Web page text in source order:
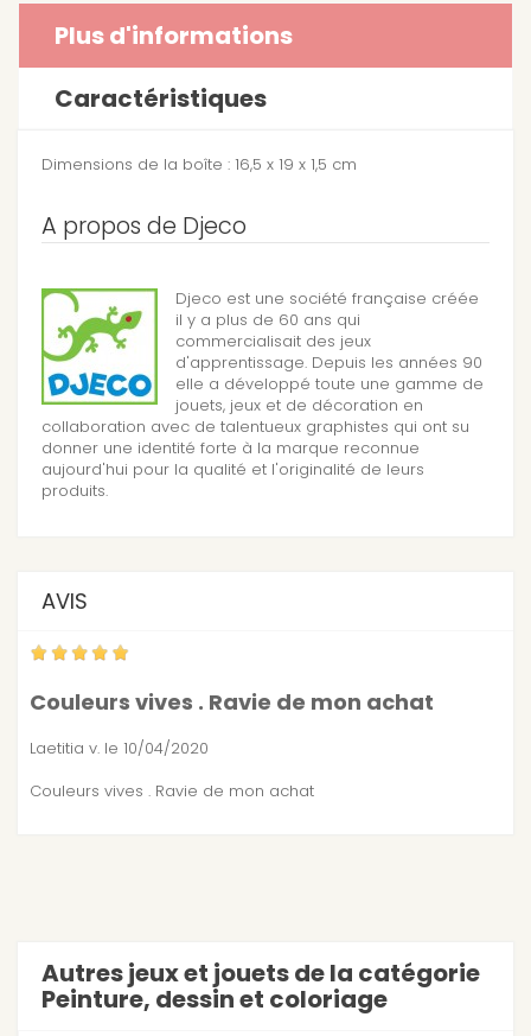
Plus d'informations
Caractéristiques
Dimensions de la boîte : 16,5 x 19 x 1,5 cm
A propos de Djeco
Djeco est une société française créée
il y a plus de 60 ans qui
commercialisait des jeux
d'apprentissage. Depuis les années 90
elle a développé toute une gamme de
jouets, jeux et de décoration en
collaboration avec de talentueux graphistes qui ont su
donner une identité forte à la marque reconnue
aujourd'hui pour la qualité et l'originalité de leurs
produits.
AVIS
Couleurs vives . Ravie de mon achat
Laetitia v. le 10/04/2020
Couleurs vives . Ravie de mon achat
Autres jeux et jouets de la catégorie
Peinture, dessin et coloriage